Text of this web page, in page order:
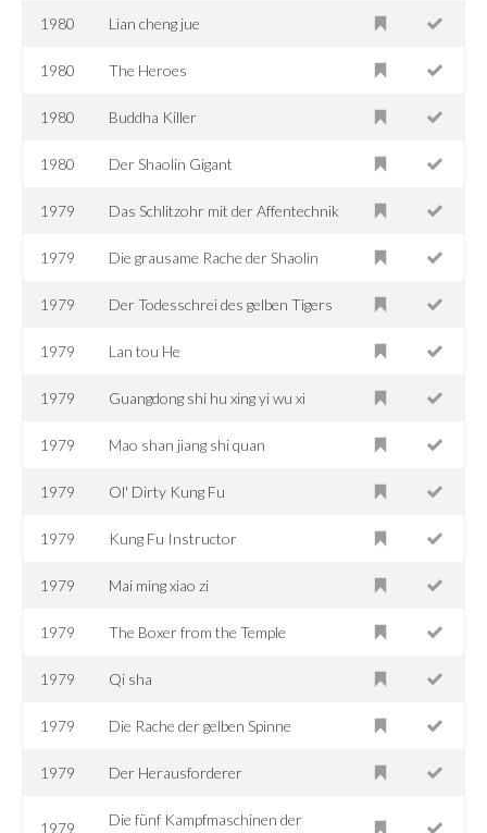
1980 Lian cheng jue
1980 The Heroes
1980 Buddha Killer
1980 Der Shaolin Gigant
1979 Das Schlitzohr mit der Affentechnik
1979 Die grausame Rache der Shaolin
1979 Der Todesschrei des gelben Tigers
1979 Lan tou He
1979 Guangdong shi hu xing yi wu xi
1979 Mao shan jiang shi quan
1979 Ol' Dirty Kung Fu
1979 Kung Fu Instructor
1979 Mai ming xiao zi
1979 The Boxer from the Temple
1979 Qi sha
1979 Die Rache der gelben Spinne
1979 Der Herausforderer
1979
Die fünf Kampfmaschinen der